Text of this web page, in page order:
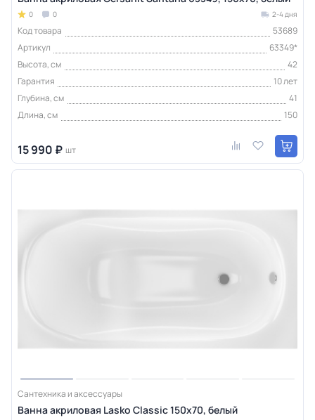
0 0 2-4 дня
Код товара
53689
Артикул
63349*
Высота, см
42
Гарантия
10 лет
Глубина, см
41
Длина, см
150
15 990 ₽ шт
Сантехника и аксессуары
Ванна акриловая Lasko Classic 150х70, белый